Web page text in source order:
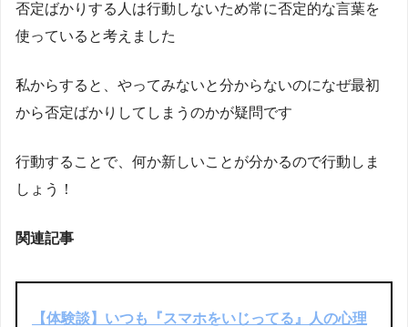
否定ばかりする人は行動しないため常に否定的な言葉を
使っていると考えました
私からすると、やってみないと分からないのになぜ最初
から否定ばかりしてしまうのかが疑問です
行動することで、何か新しいことが分かるので行動しま
しょう！
関連記事
【体験談】いつも『スマホをいじってる』人の心理